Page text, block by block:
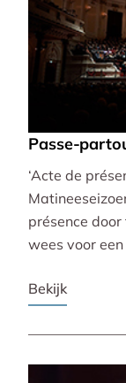
Passe-
‘Acte de
présence
wees voor
Bekijk